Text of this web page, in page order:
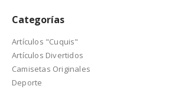
Categorías
Artículos "Cuquis"
Artículos Divertidos
Camisetas Originales
Deporte